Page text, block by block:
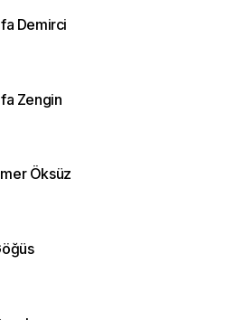
Demirci
Zengin
Öksüz